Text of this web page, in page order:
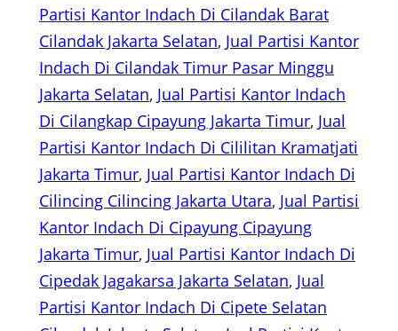
Partisi Kantor Indach Di Cilandak Barat
Cilandak Jakarta Selatan, Jual Partisi Kantor
Indach Di Cilandak Timur Pasar Minggu
Jakarta Selatan, Jual Partisi Kantor Indach
Di Cilangkap Cipayung Jakarta Timur, Jual
Partisi Kantor Indach Di Cililitan Kramatjati
Jakarta Timur, Jual Partisi Kantor Indach Di
Cilincing Cilincing Jakarta Utara, Jual Partisi
Kantor Indach Di Cipayung Cipayung
Jakarta Timur, Jual Partisi Kantor Indach Di
Cipedak Jagakarsa Jakarta Selatan, Jual
Partisi Kantor Indach Di Cipete Selatan